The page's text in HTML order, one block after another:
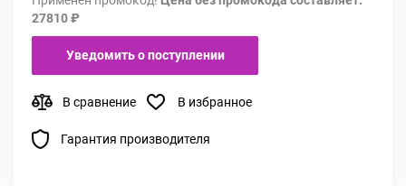
27810 ₽
Уведомить о поступлении
В сравнение В избранное
Гарантия производителя